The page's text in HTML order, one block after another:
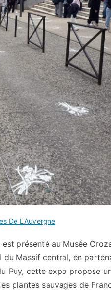
De L'Auvergne
présenté au Musée
Massif central, en
Puy, cette expo propose
plantes sauvages de